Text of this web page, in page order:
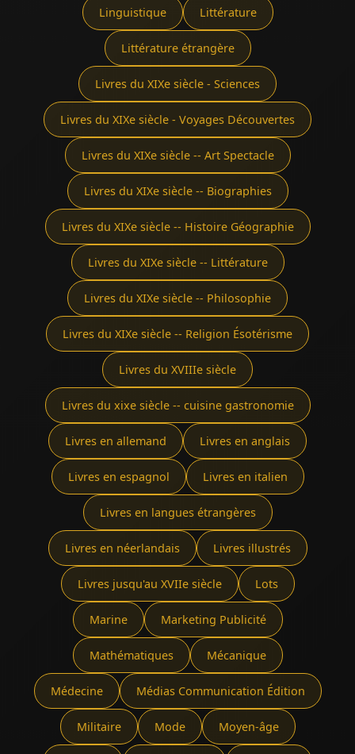
Linguistique Littérature
Littérature étrangère
Livres du XIXe siècle - Sciences
Livres du XIXe siècle - Voyages Découvertes
Livres du XIXe siècle -- Art Spectacle
Livres du XIXe siècle -- Biographies
Livres du XIXe siècle -- Histoire Géographie
Livres du XIXe siècle -- Littérature
Livres du XIXe siècle -- Philosophie
Livres du XIXe siècle -- Religion Ésotérisme
Livres du XVIIIe siècle
Livres du xixe siècle -- cuisine gastronomie
Livres en allemand Livres en anglais
Livres en espagnol Livres en italien
Livres en langues étrangères
Livres en néerlandais Livres illustrés
Livres jusqu'au XVIIe siècle Lots
Marine Marketing Publicité
Mathématiques Mécanique
Médecine Médias Communication Édition
Militaire Mode Moyen-âge